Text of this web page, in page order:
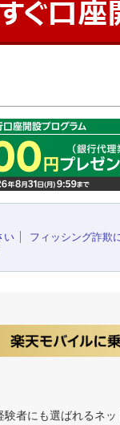
い
フィッシング詐欺
者にも選ばれるネ